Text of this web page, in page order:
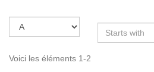
Voici les éléments 1-2